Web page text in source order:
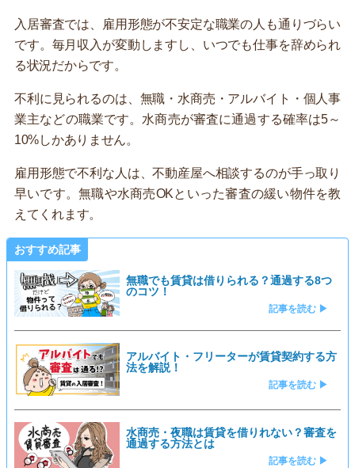
入居審査では、雇用形態が不安定な職業の人も通りづらい
です。毎月収入が変動しますし、いつでも仕事を辞められ
る状況だからです。
不利に見られるのは、無職・水商売・アルバイト・個人事
業主などの職業です。水商売が審査に通過する確率は5～
10%しかありません。
雇用形態で不利な人は、不動産屋へ相談するのが手っ取り
早いです。無職や水商売OKといった審査の緩い物件を教
えてくれます。
おすすめ記事
無職でも賃貸は借りられる？通過する8つ
のコツ！
記事を読む ▶
アルバイト・フリーターが賃貸契約する方
法を解説！
記事を読む ▶
水商売・夜職は賃貸を借りれない？審査を
通過する方法とは
記事を読む ▶